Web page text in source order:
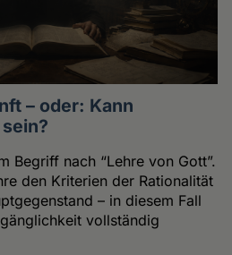
– oder: Kann
Begriff nach “Lehre von Gott”.
den Kriterien der Rationalität
– in diesem Fall
vollständig